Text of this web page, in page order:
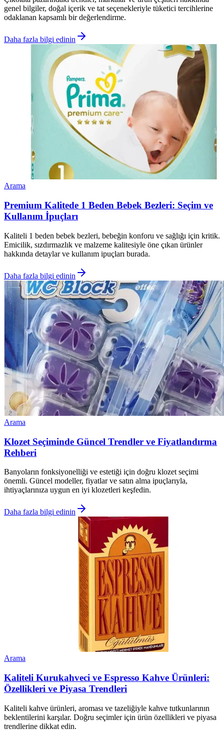
genel bilgiler, doğal içerik ve tat seçenekleriyle tüketici tercihlerine
odaklanan kapsamlı bir değerlendirme.
Daha fazla bilgi edinin
Arama
Premium Kalitede 1 Beden Bebek Bezleri: Seçim ve
Kullanım İpuçları
Kaliteli 1 beden bebek bezleri, bebeğin konforu ve sağlığı için kritik.
Emicilik, sızdırmazlık ve malzeme kalitesiyle öne çıkan ürünler
hakkında detaylar ve kullanım ipuçları burada.
Daha fazla bilgi edinin
Arama
Klozet Seçiminde Güncel Trendler ve Fiyatlandırma
Rehberi
Banyoların fonksiyonelliği ve estetiği için doğru klozet seçimi
önemli. Güncel modeller, fiyatlar ve satın alma ipuçlarıyla,
ihtiyaçlarınıza uygun en iyi klozetleri keşfedin.
Daha fazla bilgi edinin
Arama
Kaliteli Kurukahveci ve Espresso Kahve Ürünleri:
Özellikleri ve Piyasa Trendleri
Kaliteli kahve ürünleri, aroması ve tazeliğiyle kahve tutkunlarının
beklentilerini karşılar. Doğru seçimler için ürün özellikleri ve piyasa
trendlerine dikkat edin.